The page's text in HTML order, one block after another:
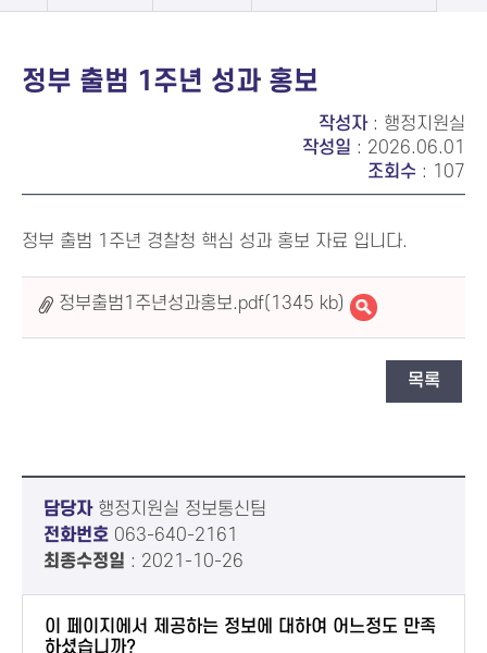
정부 출범 1주년 성과 홍보
작성자: 행정지원실
작성일 : 2026.06.01
조회수 : 107
정부 출범 1주년 경찰청 핵심 성과 홍보 자료 입니다.
정부출범1주년성과홍보.pdf(1345 kb)
목록
담당자행정지원실 정보통신팀
전화번호 063-640-2161
최종수정일 : 2021-10-26
이 페이지에서 제공하는 정보에 대하여 어느정도 만족
하셨습니까?